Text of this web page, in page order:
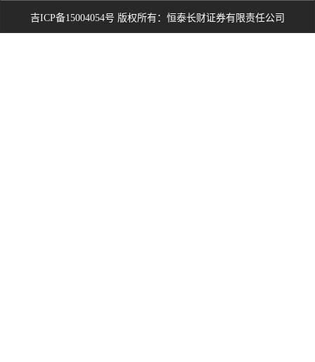
吉ICP备15004054号 版权所有：恒泰长财证券有限责任公司